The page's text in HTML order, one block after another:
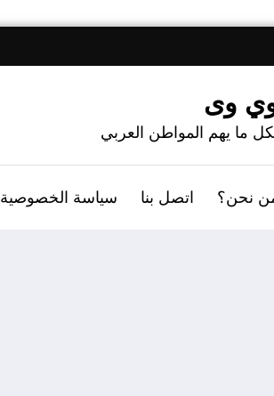
وى
ما يهم المواطن العربي
نحن؟ اتصل بنا سياسة الخصوصية